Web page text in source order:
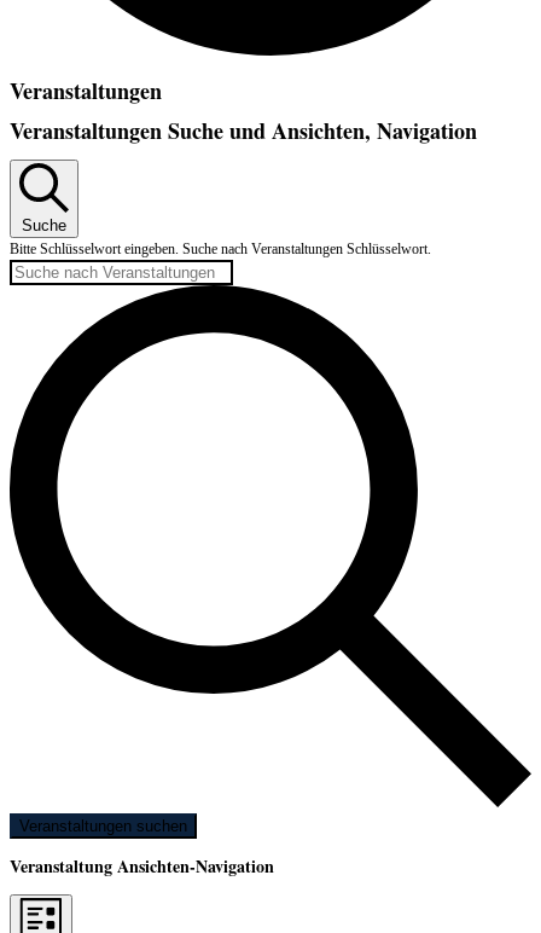
Veranstaltungen
Veranstaltungen Suche und Ansichten, Navigation
Suche
Bitte Schlüsselwort eingeben. Suche nach Veranstaltungen Schlüsselwort.
Veranstaltungen suchen
Veranstaltung Ansichten-Navigation